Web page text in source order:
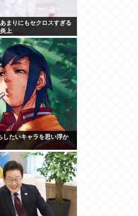
まりにもセクロスすぎる
上
したいキャラを思い浮か